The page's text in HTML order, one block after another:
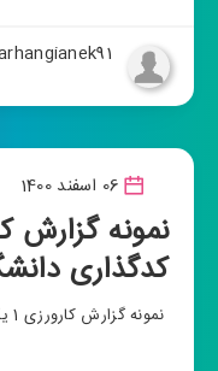
06 اسفند 1400
کدگذاری
نمونه گزارش کارورزی 1 یک همراه با کدگذاری دانشگاه فرهنگیان